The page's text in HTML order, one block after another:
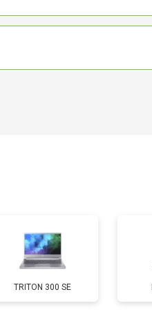
TRITON 300 SE